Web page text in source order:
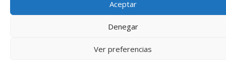
Aceptar
Denegar
Ver preferencias